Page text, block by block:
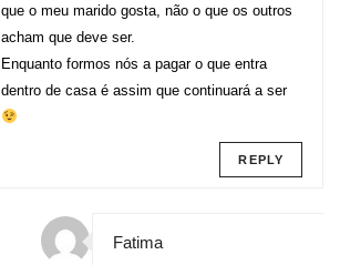
que o meu marido gosta, não o que os outros
acham que deve ser.
Enquanto formos nós a pagar o que entra
dentro de casa é assim que continuará a ser
REPLY
Fatima